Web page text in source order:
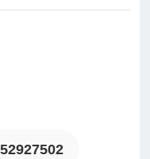
电机、电扇、造纸、塑
造业。 大多常用的为手
转速计一般为数字式，
采用光电器件测量，无